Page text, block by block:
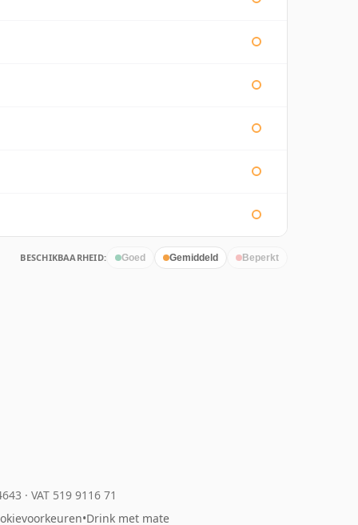
BESCHIKBAARHEID: Goed Gemiddeld Beperkt
· VAT 519 9116 71
•Drink met mate